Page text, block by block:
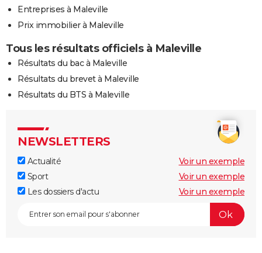
Entreprises à Maleville
Prix immobilier à Maleville
Tous les résultats officiels à Maleville
Résultats du bac à Maleville
Résultats du brevet à Maleville
Résultats du BTS à Maleville
NEWSLETTERS
Actualité
Voir un exemple
Sport
Voir un exemple
Les dossiers d'actu
Voir un exemple